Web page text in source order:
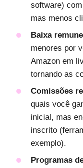
software)
mas menos
Baixa
menores por
Amazon em
tornando as
Comissões
quais você
inicial, mas
inscrito
exemplo).
Programas